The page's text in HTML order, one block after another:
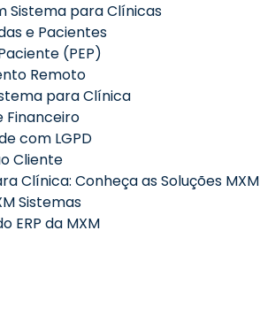
Sistema para Clínicas
e Pacientes
(PEP)
Remoto
para Clínica
Financeiro
com LGPD
Cliente
Clínica: Conheça as Soluções MXM
Sistemas
ERP da MXM